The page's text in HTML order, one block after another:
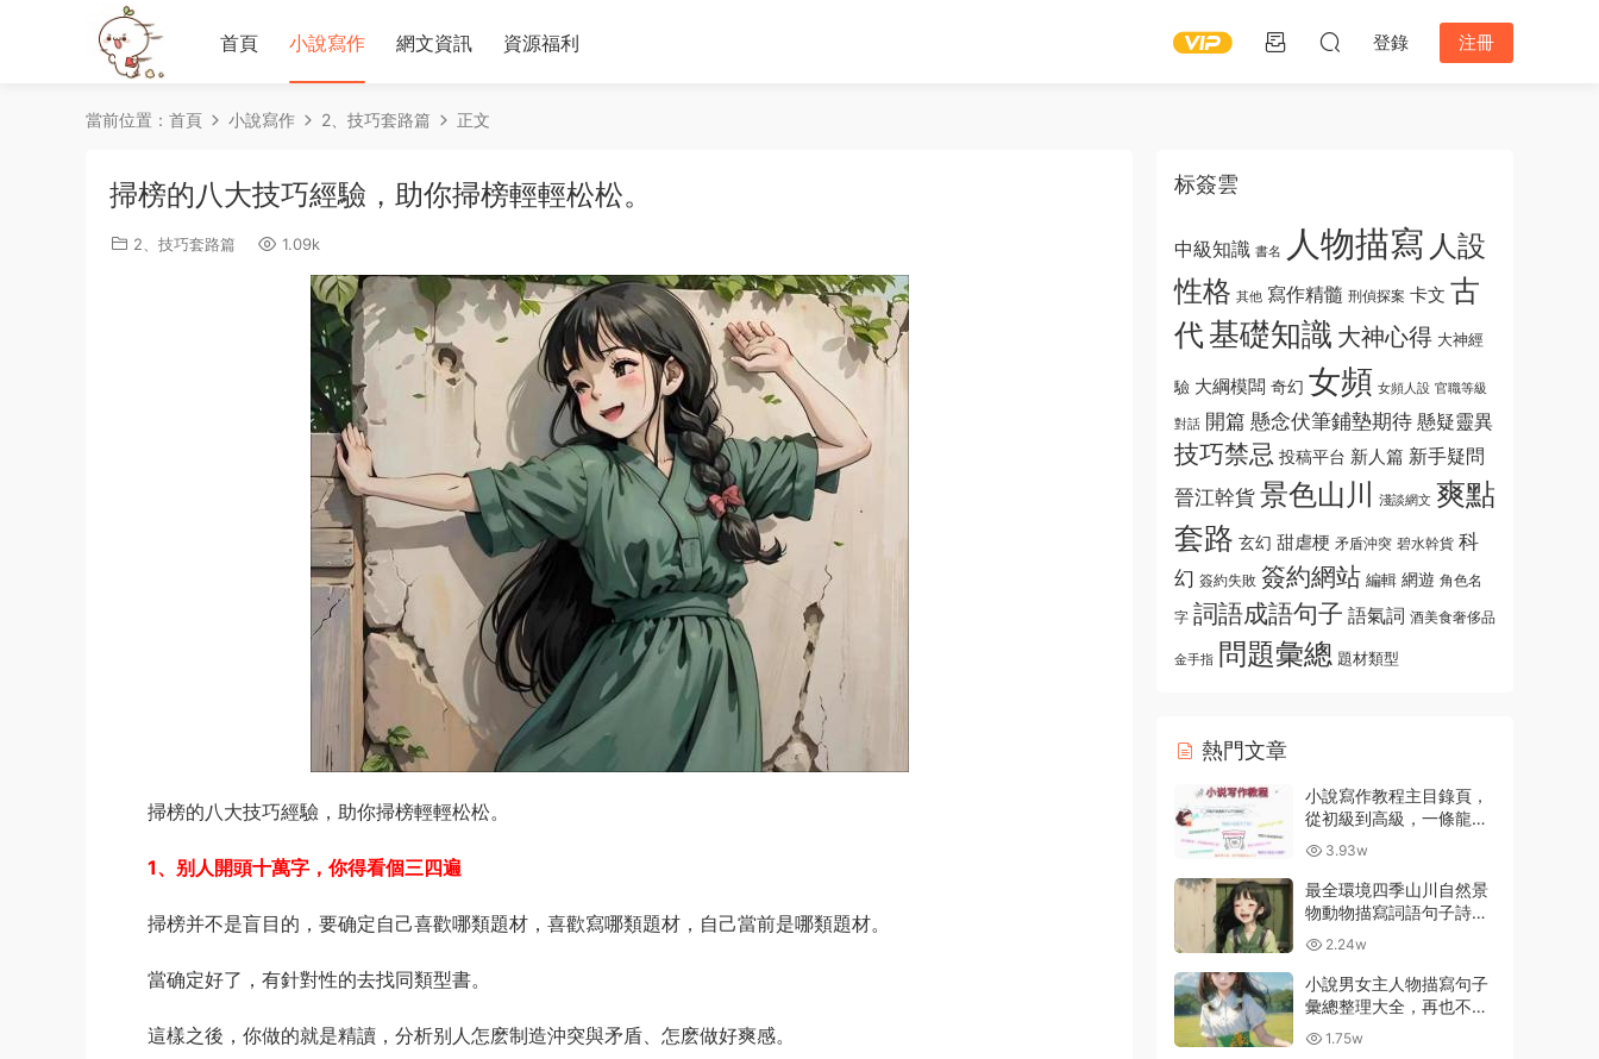
首頁 小說寫作 網文資訊 資源福利 登錄 注冊
當前位置： 首頁 小說寫作 2、技巧套路篇 正文
掃榜的八大技巧經驗，助你掃榜輕輕松松。
2、技巧套路篇 1.09k
掃榜的八大技巧經驗，助你掃榜輕輕松松。
1、别人開頭十萬字，你得看個三四遍
掃榜并不是盲目的，要确定自己喜歡哪類題材，喜歡寫哪類題材，自己當前是哪類題材。
當确定好了，有針對性的去找同類型書。
這樣之後，你做的就是精讀，分析别人怎麽制造沖突與矛盾、怎麽做好爽感。
标簽雲
中級知識 書名 人物描寫 人設
性格 其他 寫作精髓 刑偵探案 卡文 古
代 基礎知識 大神心得 大神經
驗 大綱模闆 奇幻 女頻 女頻人設 官職等級
對話 開篇 懸念伏筆鋪墊期待 懸疑靈異
技巧禁忌 投稿平台 新人篇 新手疑問
晉江幹貨景色山川 淺談網文 爽點
套路 玄幻 甜虐梗 矛盾沖突 碧水幹貨 科
幻 簽約失敗 簽約網站 編輯 網遊 角色名
字 詞語成語句子 語氣詞 酒美食奢侈品
金手指 問題彙總 題材類型
熱門文章
小說寫作教程主目錄頁，
從初級到高級，一條龍指
導資源入口
3.93w
最全環境四季山川自然景
物動物描寫詞語句子詩詞
彙總大全
2.24w
小說男女主人物描寫句子
彙總整理大全，再也不用
擔心不會描寫了
1.75w